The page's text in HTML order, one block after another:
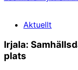
Aktuellt
Irjala:
plats